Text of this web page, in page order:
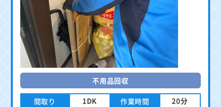
不用品回収
間取り 1DK 作業時間 20分